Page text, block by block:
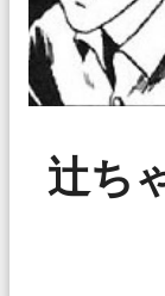
辻ち